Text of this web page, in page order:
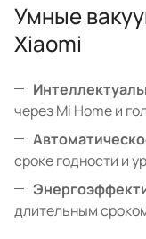
Умные
Xiaomi
через Mi Home и
сроке годности и
длительным